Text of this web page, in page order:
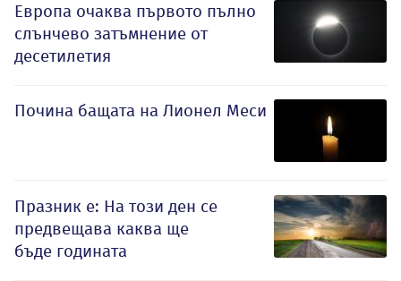
Европа очаква първото пълно
слънчево затъмнение от
десетилетия
Почина бащата на Лионел Меси
Празник е: На този ден се
предвещава каква ще
бъде годината